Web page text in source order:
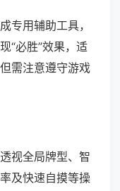
专用辅助工具，
“必胜”效果，适
需注意遵守游戏
视全局牌型、智
及快速自摸等操